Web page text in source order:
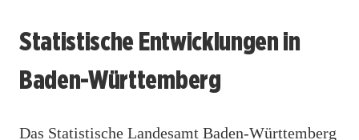
Statistische Entwicklungen in
Baden-Württemberg
Das Statistische Landesamt Baden-Württemberg